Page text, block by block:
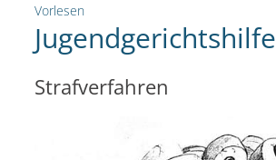
Vorlesen
Jugendgerichtshilfe
Strafverfahren